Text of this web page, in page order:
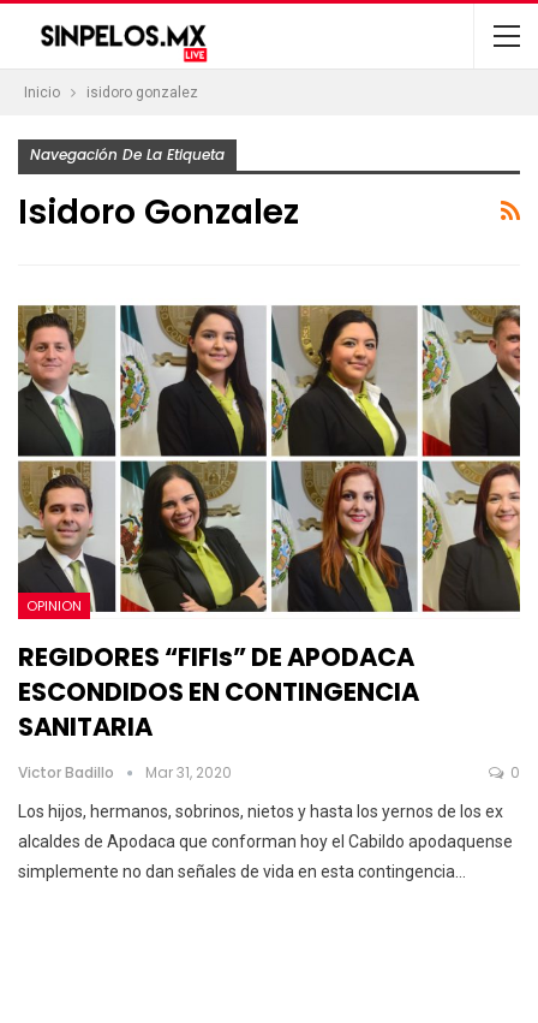
Inicio isidoro gonzalez
Navegación De La Etiqueta
Isidoro Gonzalez
OPINION
REGIDORES “FIFIs” DE APODACA
ESCONDIDOS EN CONTINGENCIA
SANITARIA
Victor Badillo Mar 31, 2020 0
Los hijos, hermanos, sobrinos, nietos y hasta los yernos de los ex
alcaldes de Apodaca que conforman hoy el Cabildo apodaquense
simplemente no dan señales de vida en esta contingencia